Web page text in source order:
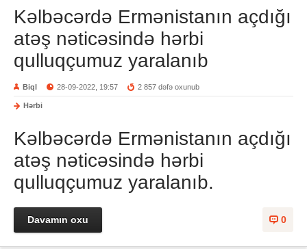
Kəlbəcərdə Ermənistanın açdığı
atəş nəticəsində hərbi
qulluqçumuz yaralanıb
Biql 28-09-2022, 19:57 2 857 dəfə oxunub
Hərbi
Kəlbəcərdə Ermənistanın açdığı
atəş nəticəsində hərbi
qulluqçumuz yaralanıb.
0
Davamın oxu